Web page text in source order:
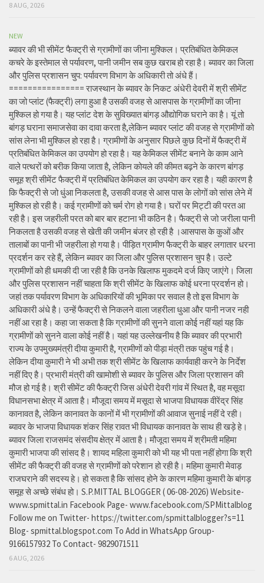
8 AUG, 2026
NEW
ब्यावर की भी सीमेंट फैक्ट्री से ग्रामीणों का जीना मुश्किल। प्रतिबंधित केमिकल
कचरे के इस्तेमाल से पर्यावरण, पानी जमीन सब कुछ खराब हो रहा है। ब्यावर का जिला
और पुलिस प्रशासन चुप: पर्यावरण विभाग के अधिकारी तो अंधे हैं।
================ राजस्थान के ब्यावर के निकट अंधेरी देवरी में श्री सीमेंट
का जो प्लांट (फैक्ट्री) लगा हुआ है उसकी वजह से आसपास के ग्रामीणों का जीना
मुश्किल हो गया है। यह प्लांट देश के सुविख्यात बांगड़ औद्योगिक घराने का है। यूं तो
बांगड़ घराना समाजसेवा का दावा करता है,लेकिन ब्यावर प्लांट की वजह से ग्रामीणों को
सांस लेना भी मुश्किल हो रहा है। ग्रामीणों के अनुसार पिछले कुछ दिनों में फैक्ट्री में
प्रतिबंधित केमिकल का उपयोग हो रहा है। यह केमिकल सीमेंट बनाने के काम आने
वाले पत्थरों को बरीक किया जाता है, लेकिन कोयले की कीमत बढ़ने के कारण बांगड़
समूह श्री सीमेंट फैक्ट्री में प्रतिबंधित केमिकल का उपयोग कर रहा है। यही कारण है
कि फैक्ट्री से जो धुंआ निकलता है, उसकी वजह से आस पास के लोगों को सांस लेने में
मुश्किल हो रही है। कई ग्रामीणों को चर्म रोग हो गया है। घरों पर मिट्टी की परत आ
रही है। इस जहरीली परत को बार बार हटाना भी कठिन है। फैक्ट्री से जो जरीला पानी
निकलता है उसकी वजह से खेती की जमीन बंजर हो रही है ।आसपास के कुओं और
तालाबों का पानी भी जहरीला हो गया है। पीड़ित ग्रामीण फैक्ट्री के बाहर लगातार धरना
प्रदर्शन कर रहे हैं, लेकिन ब्यावर का जिला और पुलिस प्रशासन चुप है। उल्टे
ग्रामीणों को ही धमकी दी जा रही है कि उनके खिलाफ मुकदमे दर्ज किए जाएंगे। जिला
और पुलिस प्रशासन नहीं चाहता कि श्री सीमेंट के खिलाफ कोई धरना प्रदर्शन हो।
जहां तक पर्यावरण विभाग के अधिकारियों की भूमिका पर सवाल है तो इस विभाग के
अधिकारी अंधे है। उन्हें फैक्ट्री से निकलने वाला जहरीला धुआ और पानी नजर नही
नहीं आ रहा है। कहा जा सकता है कि ग्रामीणों की सुनने वाला कोई नहीं यहां यह कि
ग्रामीणों को सुनने वाला कोई नहीं है। यहां यह उल्लेखनीय है कि ब्यावर की प्रभारी
राज्य के उपमुख्यमंत्री दीया कुमारी है, ग्रामीणों को पीड़ा मंत्री तक पहुंच गई है।
लेकिन दीया कुमारी ने भी अभी तक श्री सीमेंट के खिलाफ कार्यवाही करने के निर्देश
नहीं दिए है। प्रभारी मंत्री की खामोशी से ब्यावर के पुलिस और जिला प्रशासन की
मौज हो गई है। श्री सीमेंट की फैक्ट्री जिस अंधेरी देवरी गांव में स्थित है, वह मसूदा
विधानसभा क्षेत्र में आता है। मौजूदा समय में मसूदा से भाजपा विधायक वीरेंद्र सिंह
कानावत है, लेकिन कानावत के कानों में भी ग्रामीणों की आवाज सुनाई नहीं दे रही।
ब्यावर के भाजपा विधायक शंकर सिंह रावत भी विधायक कानावत के साथ ही खड़े हे।
ब्यावर जिला राजसमंद संसदीय क्षेत्र में आता है। मौजूदा समय में श्रीमती महिमा
कुमारी भाजपा की सांसद है। शायद महिला कुमारी को भी यह भी पता नहीं होगा कि श्री
सीमेंट की फैक्ट्री की वजह से ग्रामीणों को परेशान हो रही है। महिमा कुमारी मेवाड़
राजघराने की सदस्य हे। हो सकता है कि सांसद होने के कारण महिमा कुमारी के बांगड़
समूह से अच्छे संबंध हो। S.P.MITTAL BLOGGER ( 06-08-2026) Website-
www.spmittal.in Facebook Page- www.facebook.com/SPMittalblog
Follow me on Twitter- https://twitter.com/spmittalblogger?s=11
Blog- spmittal.blogspot.com To Add in WhatsApp Group-
9166157932 To Contact- 9829071511
6 AUG, 2026